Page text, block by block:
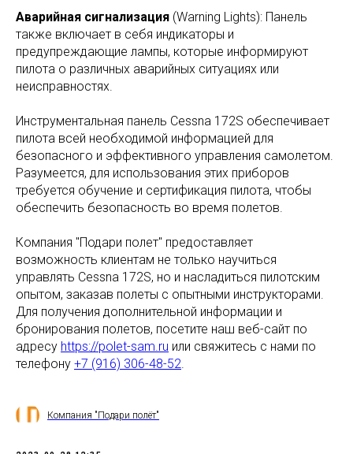
Аварийная сигнализация (Warning Lights): Панель
также включает в себя индикаторы и
предупреждающие лампы, которые информируют
пилота о различных аварийных ситуациях или
неисправностях.
Инструментальная панель Cessna 172S обеспечивает
пилота всей необходимой информацией для
безопасного и эффективного управления самолетом.
Разумеется, для использования этих приборов
требуется обучение и сертификация пилота, чтобы
обеспечить безопасность во время полетов.
Компания "Подари полет" предоставляет
возможность клиентам не только научиться
управлять Cessna 172S, но и насладиться пилотским
опытом, заказав полеты с опытными инструкторами.
Для получения дополнительной информации и
бронирования полетов, посетите наш веб-сайт по
адресу https://polet-sam.ru или свяжитесь с нами по
телефону +7 (916) 306-48-52
Компания "Подари полёт"